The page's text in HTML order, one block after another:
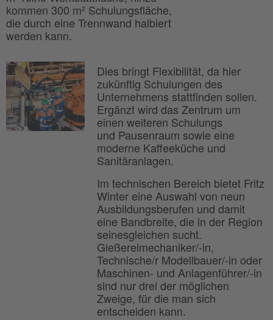
kommen 300 m² Schulungsfläche,
die durch eine Trennwand halbiert
werden kann.
Dies bringt Flexibilität, da hier
zukünftig Schulungen des
Unternehmens stattfinden sollen.
Ergänzt wird das Zentrum um
einen weiteren Schulungs
und Pausenraum sowie eine
moderne Kaffeeküche und
Sanitäranlagen.
Im technischen Bereich bietet Fritz
Winter eine Auswahl von neun
Ausbildungsberufen und damit
eine Bandbreite, die in der Region
seinesgleichen sucht.
Gießereimechaniker/-in,
Technische/r Modellbauer/-in oder
Maschinen- und Anlagenführer/-in
sind nur drei der möglichen
Zweige, für die man sich
entscheiden kann.